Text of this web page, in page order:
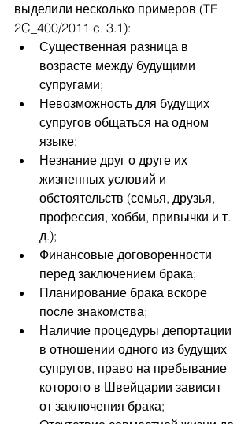
выделили несколько примеров (TF
2C_400/2011 c. 3.1):
Существенная разница в
возрасте между будущими
супругами;
Невозможность для будущих
супругов общаться на одном
языке;
Незнание друг о друге их
жизненных условий и
обстоятельств (семья, друзья,
профессия, хобби, привычки и т.
д.);
Финансовые договоренности
перед заключением брака;
Планирование брака вскоре
после знакомства;
Наличие процедуры депортации
в отношении одного из будущих
супругов, право на пребывание
которого в Швейцарии зависит
от заключения брака;